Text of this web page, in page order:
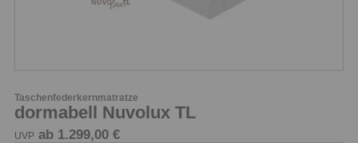
Taschenfederkernmatratze
dormabell Nuvolux TL
UVP ab 1.299,00 €